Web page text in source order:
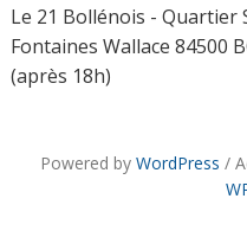
Le 21 Bollénois - Quartier
Fontaines Wallace 84500
(après 18h)
Powered by WordPress /